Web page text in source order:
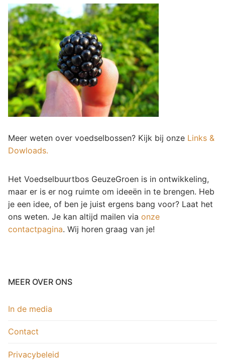
Meer weten over voedselbossen? Kijk bij onze Links &
Dowloads.
Het Voedselbuurtbos GeuzeGroen is in ontwikkeling,
maar er is er nog ruimte om ideeën in te brengen. Heb
je een idee, of ben je juist ergens bang voor? Laat het
ons weten. Je kan altijd mailen via onze
contactpagina. Wij horen graag van je!
MEER OVER ONS
In de media
Contact
Privacybeleid